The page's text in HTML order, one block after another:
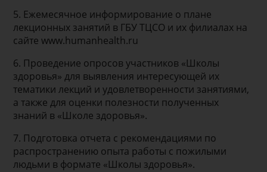
5. Ежемесячное информирование о плане
лекционных занятий в ГБУ ТЦСО и их филиалах на
сайте www.humanhealth.ru
6. Проведение опросов участников «Школы
здоровья» для выявления интересующей их
тематики лекций и удовлетворенности занятиями,
а также для оценки полезности полученных
знаний в «Школе здоровья».
7. Подготовка отчета с рекомендациями по
распространению опыта работы с пожилыми
людьми в формате «Школы здоровья».